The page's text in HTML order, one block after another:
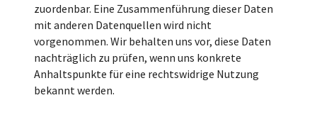
zuordenbar. Eine Zusammenführung dieser Daten
mit anderen Datenquellen wird nicht
vorgenommen. Wir behalten uns vor, diese Daten
nachträglich zu prüfen, wenn uns konkrete
Anhaltspunkte für eine rechtswidrige Nutzung
bekannt werden.